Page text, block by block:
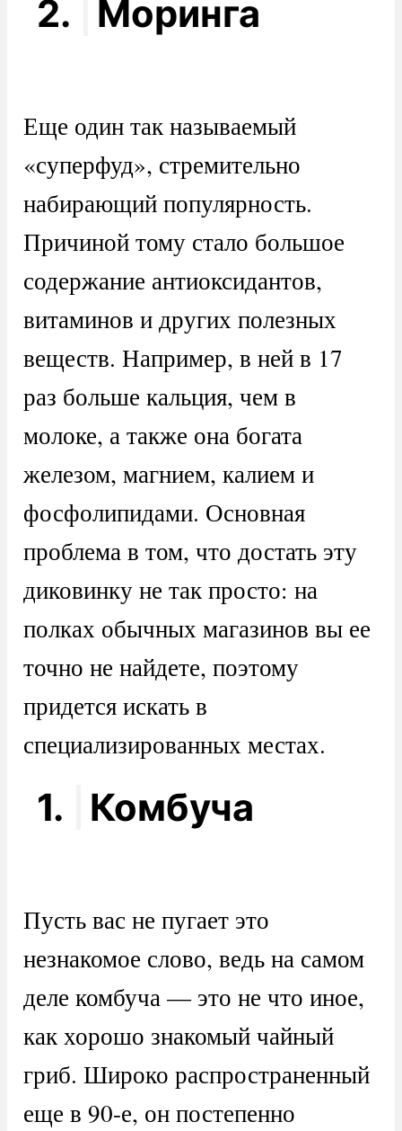
2. Моринга
Еще один так называемый
«суперфуд», стремительно
набирающий популярность.
Причиной тому стало большое
содержание антиоксидантов,
витаминов и других полезных
веществ. Например, в ней в 17
раз больше кальция, чем в
молоке, а также она богата
железом, магнием, калием и
фосфолипидами. Основная
проблема в том, что достать эту
диковинку не так просто: на
полках обычных магазинов вы ее
точно не найдете, поэтому
придется искать в
специализированных местах.
1. Комбуча
Пусть вас не пугает это
незнакомое слово, ведь на самом
деле комбуча — это не что иное,
как хорошо знакомый чайный
гриб. Широко распространенный
еще в 90-е, он постепенно